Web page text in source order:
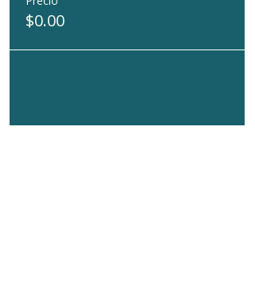
$0.00